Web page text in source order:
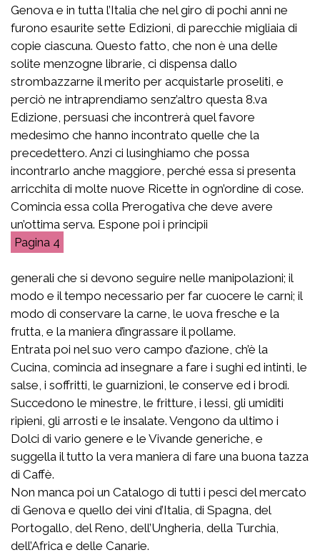
Genova e in tutta l’Italia che nel giro di pochi anni ne
furono esaurite sette Edizioni, di parecchie migliaia di
copie ciascuna. Questo fatto, che non è una delle
solite menzogne librarie, ci dispensa dallo
strombazzarne il merito per acquistarle proseliti, e
perciò ne intraprendiamo senz’altro questa 8.va
Edizione, persuasi che incontrerà quel favore
medesimo che hanno incontrato quelle che la
precedettero. Anzi ci lusinghiamo che possa
incontrarlo anche maggiore, perché essa si presenta
arricchita di molte nuove Ricette in ogn’ordine di cose.
Comincia essa colla Prerogativa che deve avere
un’ottima serva. Espone poi i principii
4
generali che si devono seguire nelle manipolazioni; il
modo e il tempo necessario per far cuocere le carni; il
modo di conservare la carne, le uova fresche e la
frutta, e la maniera d’ingrassare il pollame.
Entrata poi nel suo vero campo d’azione, ch’è la
Cucina, comincia ad insegnare a fare i sughi ed intinti, le
salse, i soffritti, le guarnizioni, le conserve ed i brodi.
Succedono le minestre, le fritture, i lessi, gli umiditi
ripieni, gli arrosti e le insalate. Vengono da ultimo i
Dolci di vario genere e le Vivande generiche, e
suggella il tutto la vera maniera di fare una buona tazza
di Caffè.
Non manca poi un Catalogo di tutti i pesci del mercato
di Genova e quello dei vini d’Italia, di Spagna, del
Portogallo, del Reno, dell’Ungheria, della Turchia,
dell’Africa e delle Canarie.